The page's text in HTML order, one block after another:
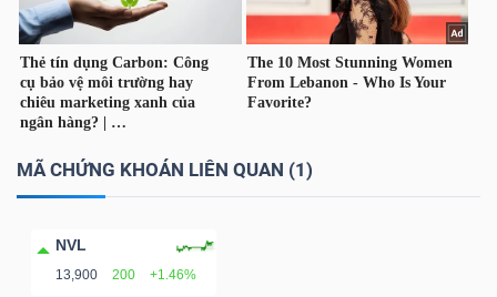
MÃ CHỨNG KHOÁN LIÊN QUAN (1)
NVL
13,900 200 +1.46%
TÀI
CHÍNH
CÁ
NHÂN
TÍCH
VIETSTOCKFINANCE